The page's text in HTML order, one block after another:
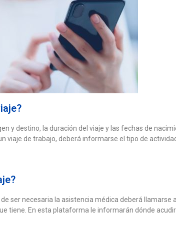
y destino, la duración del viaje y las fechas de
viaje de trabajo, deberá informarse el tipo de
ser necesaria la asistencia médica deberá
tiene. En esta plataforma le informarán dónde